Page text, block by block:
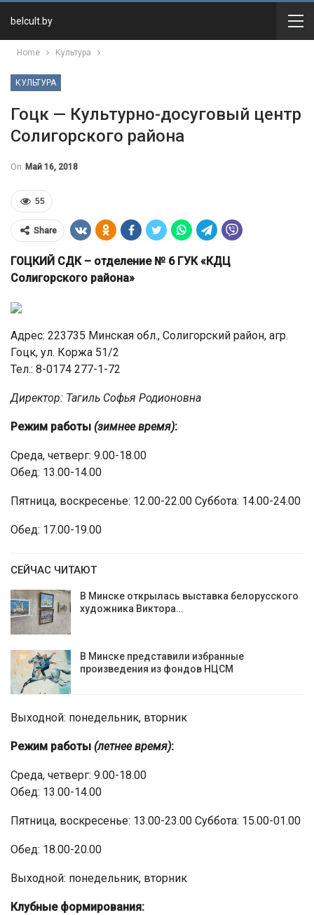
belcult.by
Home Культура
КУЛЬТУРА
Гоцк — Культурно-досуговый центр
Солигорского района
On Май 16, 2018
55
Share
ГОЦКИЙ СДК – отделение № 6 ГУК «КДЦ
Солигорского района»
Адрес: 223735 Минская обл., Солигорский район, агр.
Гоцк, ул. Коржа 51/2
Тел.: 8-0174 277-1-72
Директор: Тагиль Софья Родионовна
Режим работы (зимнее время):
Среда, четверг: 9.00-18.00
Обед: 13.00-14.00
Пятница, воскресенье: 12.00-22.00 Суббота: 14.00-24.00
Обед: 17.00-19.00
СЕЙЧАС ЧИТАЮТ
В Минске открылась выставка белорусского
художника Виктора…
В Минске представили избранные
произведения из фондов НЦСМ
Выходной: понедельник, вторник
Режим работы (летнее время):
Среда, четверг: 9.00-18.00
Обед: 13.00-14.00
Пятница, воскресенье: 13.00-23.00 Суббота: 15.00-01.00
Обед: 18.00-20.00
Выходной: понедельник, вторник
Клубные формирования: